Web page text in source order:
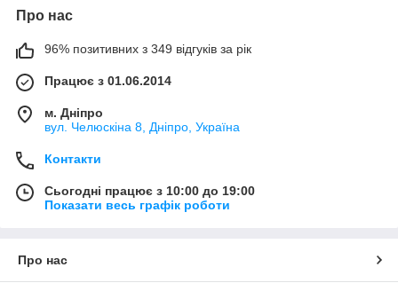
Про нас
96% позитивних з 349 відгуків за рік
Працює з 01.06.2014
м. Дніпро
вул. Челюскіна 8, Дніпро, Україна
Контакти
Сьогодні працює з 10:00 до 19:00
Показати весь графік роботи
Про нас